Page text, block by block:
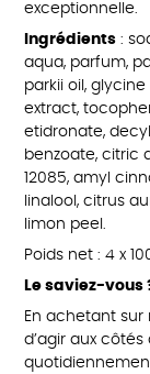
exceptionnelle.
Ingrédients:
aqua, parfum,
parkii oil,
extract,
etidronate,
benzoate, citric
12085, amyl
linalool, citrus
limon peel.
Poids net : 4 x
Le saviez-vous
En achetant
d’agir aux